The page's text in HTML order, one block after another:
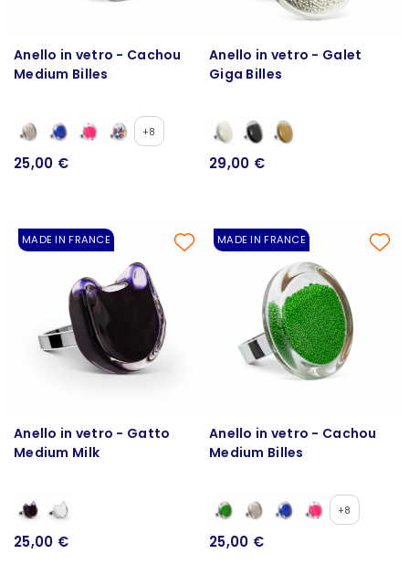
Anello in vetro - Cachou
Medium Billes
+8
25,00 €
Anello in vetro - Galet
Giga Billes
29,00 €
MADE IN FRANCE
Anello in vetro - Gatto
Medium Milk
25,00 €
MADE IN FRANCE
Anello in vetro - Cachou
Medium Billes
+8
25,00 €